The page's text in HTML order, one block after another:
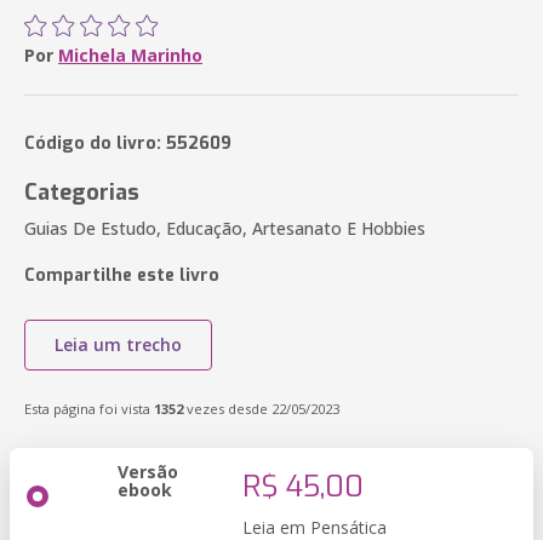
Por Michela Marinho
Código do livro: 552609
Categorias
Guias De Estudo, Educação, Artesanato E Hobbies
Compartilhe este livro
Leia um trecho
Esta página foi vista 1352vezes desde 22/05/2023
Versão
ebook R$ 45,00
Leia em Pensática